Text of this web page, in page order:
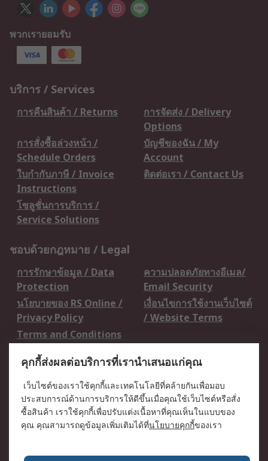
พวกเรายอมรับ
บริการ / Services
การคืนสินค้า / Returns
การจัดส่ง / Delivery
Options
การสั่งซื้อล่วงหน้า /
Schedule Orders
บัญชีของฉัน / My
Account
ใบกำกับภาษี / Invoice
Instructions
ติดต่อเรา / Contact Us
โซลูชั่นการบริการ /
Service Solutions
ชอบด้วยกฎหมาย / Legal
การรักษาข้อมูล / Data
Protection
ความปลอดภัยทางอีเมล/
Email Security
นโยบายของ RS Online /
Privacy Policy
เงื่อนไขการใช้งานเว็บไซต์
/ Website Terms
Terms and Conditions
เกี่ยวกับ RS / About RS
RS ทั่วโลก / RS
Worldwide
ข่าวประชาสัมพันธ์ / Press
Centre
บริษัทในเครือ RS /
วิธีการชำระเงิน /
คุกกี้ส่งผลต่อบริการที่เรานำเสนอแก่คุณ
เว็บไซต์ของเราใช้คุกกี้และเทคโนโลยีที่คล้ายกันเพื่อมอบ
ประสบการณ์ด้านการบริการให้ดีขึ้นเมื่อคุณใช้เว็บไซต์หรือสั่ง
ซื้อสินค้า เราใช้คุกกี้เพื่อปรับแต่งเนื้อหาที่คุณเห็นในแบบของ
คุณ คุณสามารถดูข้อมูลเพิ่มเติมได้ที่นโยบายคุกกี้ของเรา